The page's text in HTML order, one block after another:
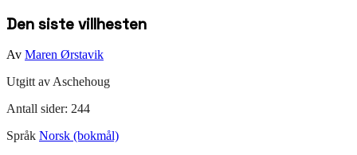
Den siste villhesten
Av Maren Ørstavik
Utgitt av Aschehoug
Antall sider: 244
Språk Norsk (bokmål)